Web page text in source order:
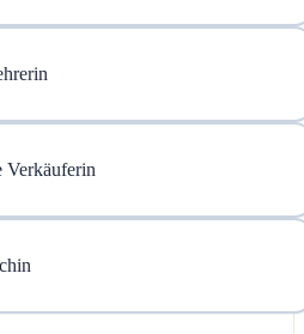
Verkäuferin